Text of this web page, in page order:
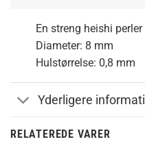
En streng heishi
Diameter: 8 mm
Hulstørrelse: 0,8 mm
Yderligere
RELATEREDE VARER